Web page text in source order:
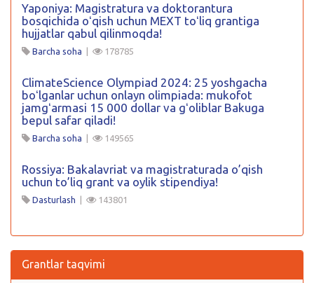
Yaponiya: Magistratura va doktorantura
bosqichida oʻqish uchun MEXT toʻliq grantiga
hujjatlar qabul qilinmoqda!
Barcha soha | 178785
ClimateScience Olympiad 2024: 25 yoshgacha
boʻlganlar uchun onlayn olimpiada: mukofot
jamgʻarmasi 15 000 dollar va gʻoliblar Bakuga
bepul safar qiladi!
Barcha soha | 149565
Rossiya: Bakalavriat va magistraturada o’qish
uchun to’liq grant va oylik stipendiya!
Dasturlash | 143801
Grantlar taqvimi